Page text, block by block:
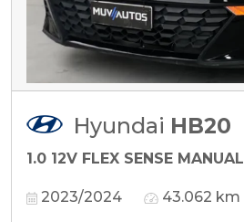
Hyundai HB20
1.0 12V FLEX SENSE MANUAL
2023/2024 43.062 km